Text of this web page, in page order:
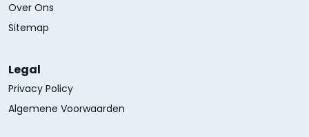
Over Ons
Sitemap
Legal
Privacy Policy
Algemene Voorwaarden